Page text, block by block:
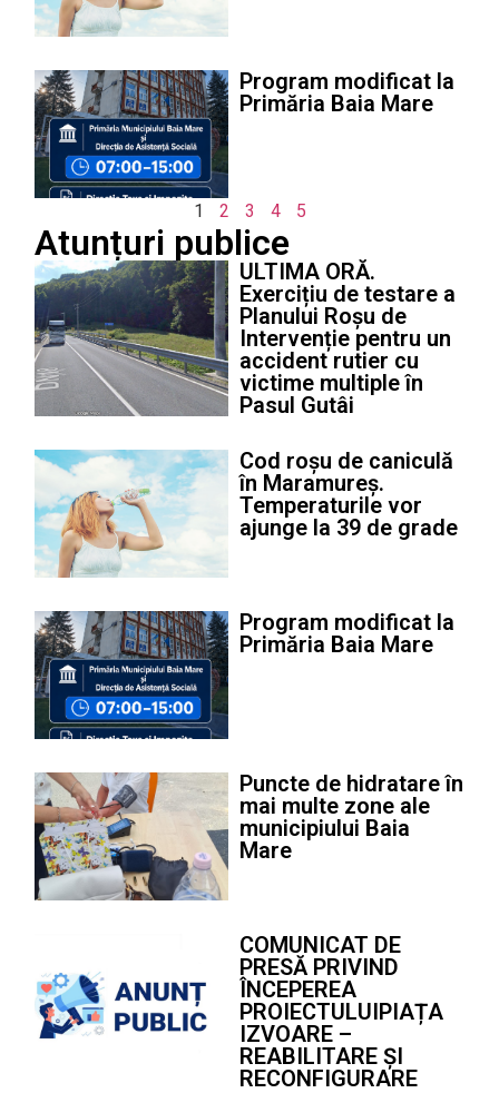
Program modificat la
Primăria Baia Mare
1 2 3 4 5
Atunțuri publice
ULTIMA ORĂ.
Exercițiu de testare a
Planului Roșu de
Intervenție pentru un
accident rutier cu
victime multiple în
Pasul Gutâi
Cod roșu de caniculă
în Maramureș.
Temperaturile vor
ajunge la 39 de grade
Program modificat la
Primăria Baia Mare
Puncte de hidratare în
mai multe zone ale
municipiului Baia
Mare
COMUNICAT DE
PRESĂ PRIVIND
ÎNCEPEREA
PROIECTULUIPIAȚA
IZVOARE –
REABILITARE ȘI
RECONFIGURARE